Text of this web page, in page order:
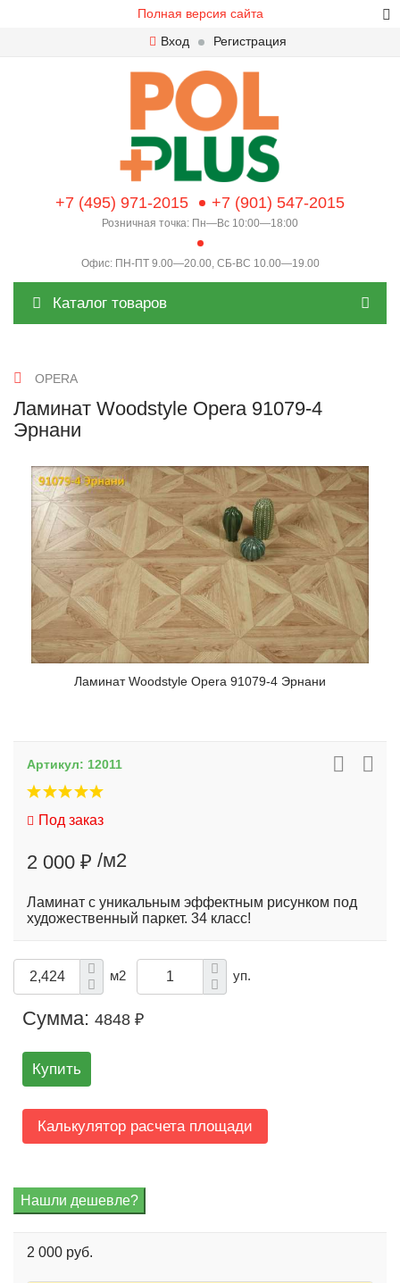
Полная версия сайта
Вход
Регистрация
+7 (495) 971-2015 +7 (901) 547-2015
Розничная точка: Пн—Вс 10:00—18:00
Офис: ПН-ПТ 9.00—20.00, СБ-ВС 10.00—19.00
Каталог товаров
OPERA
Ламинат Woodstyle Opera 91079-4
Эрнани
Ламинат Woodstyle Opera 91079-4 Эрнани
Артикул: 12011
Под заказ
2 000 ₽ /м2
Ламинат с уникальным эффектным рисунком под
художественный паркет. 34 класс!
м2 уп.
Сумма: 4848 ₽
Купить
Калькулятор расчета площади
2 000 руб.